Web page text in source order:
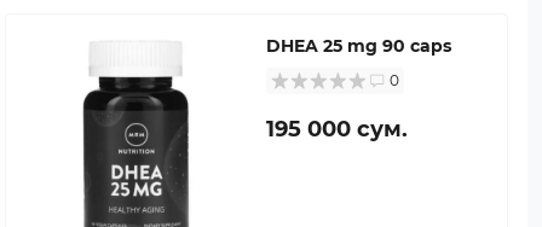
DHEA 25 mg 90 caps
0
195 000 сум.